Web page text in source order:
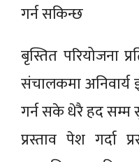
गर्न सकिन्छ
बृस्तित परियोजना
संचालकमा अनिवार्य
गर्न सके धेरै हद सम्म
प्रस्ताव पेश गर्दा